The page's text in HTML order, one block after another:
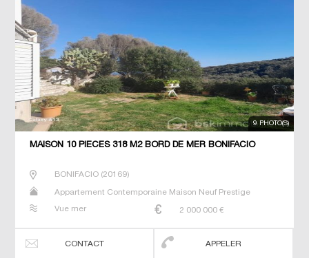
9 PHOTO(S)
MAISON 10 PIECES 318 M2 BORD DE MER BONIFACIO
BONIFACIO(20169)
Appartement Contemporaine Maison Neuf Prestige
Vue mer
2 000 000 €
CONTACT APPELER